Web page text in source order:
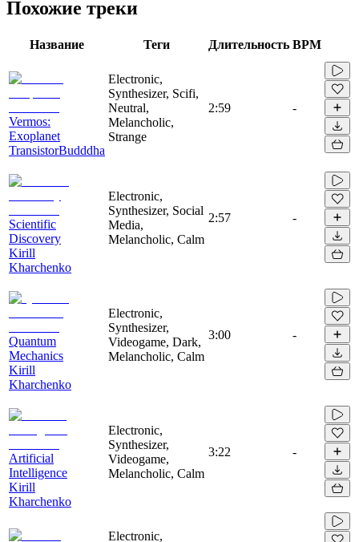
Похожие треки
Название Теги Длительность BPM
Vermos:
Exoplanet
TransistorBudddha
Electronic,
Synthesizer, Scifi,
Neutral,
Melancholic,
Strange
2:59 -
Scientific
Discovery
Kirill
Kharchenko
Electronic,
Synthesizer, Social
Media,
Melancholic, Calm
2:57 -
Quantum
Mechanics
Kirill
Kharchenko
Electronic,
Synthesizer,
Videogame, Dark,
Melancholic, Calm
3:00 -
Artificial
Intelligence
Kirill
Kharchenko
Electronic,
Synthesizer,
Videogame,
Melancholic, Calm
3:22 -
Electronic,